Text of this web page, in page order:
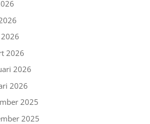
2026
2026
2026
2025
2025